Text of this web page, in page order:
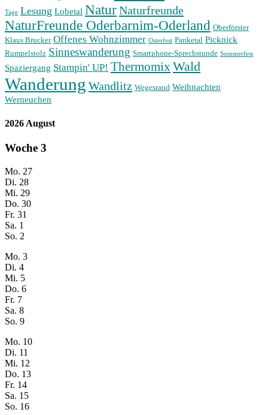
Tage Lesung Lobetal NaturNaturfreunde
NaturFreunde Oderbarnim-Oderland Oberförster
Klaus Brucker Offenes Wohnzimmer Osterfest Panketal Picknick
Rumpelstolz Sinneswanderung Smartphone-Sprechstunde Sommerfest
Spaziergang Stampin' UP! ThermomixWald
Wanderung Wandlitz Wegesrand Weihnachten
Werneuchen
2026 August
Woche 3
Mo. 27
Di. 28
Mi. 29
Do. 30
Fr. 31
Sa. 1
So. 2
Mo. 3
Di. 4
Mi. 5
Do. 6
Fr. 7
Sa. 8
So. 9
Mo. 10
Di. 11
Mi. 12
Do. 13
Fr. 14
Sa. 15
So. 16